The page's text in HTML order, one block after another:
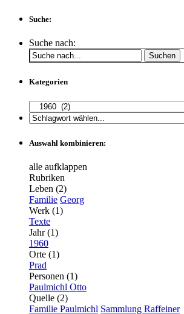
Suche:
Suche nach:
Suchen
Kategorien
Auswahl kombinieren:
alle aufklappen
Rubriken
Leben (2)
Familie Georg
Werk (1)
Texte
Jahr (1)
1960
Orte (1)
Prad
Personen (1)
Paulmichl Otto
Quelle (2)
Familie Paulmichl Sammlung Raffeiner